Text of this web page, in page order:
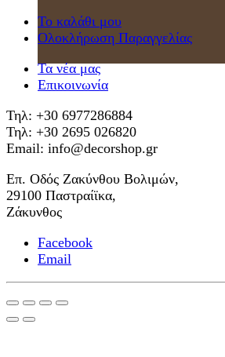
Το καλάθι μου
Ολοκλήρωση Παραγγελίας
Τα νέα μας
Επικοινωνία
Τηλ: +30 6977286884
Τηλ: +30 2695 026820
Email: info@decorshop.gr
Επ. Οδός Ζακύνθου Βολιμών,
29100 Παστραίϊκα,
Ζάκυνθος
Facebook
Email